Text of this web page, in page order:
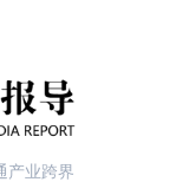
产业跨界